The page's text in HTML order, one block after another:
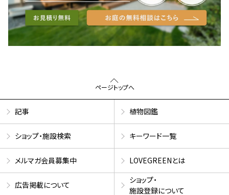
ページトップへ
記事 植物図鑑
ショップ・施設検索 キーワード一覧
メルマガ会員募集中 LOVEGREENとは
広告掲載について
ショップ・
施設登録について